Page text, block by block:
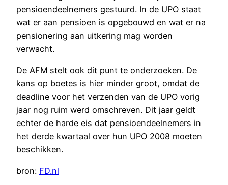
pensioendeelnemers gestuurd. In de UPO staat
wat er aan pensioen is opgebouwd en wat er na
pensionering aan uitkering mag worden
verwacht.
De AFM stelt ook dit punt te onderzoeken. De
kans op boetes is hier minder groot, omdat de
deadline voor het verzenden van de UPO vorig
jaar nog ruim werd omschreven. Dit jaar geldt
echter de harde eis dat pensioendeelnemers in
het derde kwartaal over hun UPO 2008 moeten
beschikken.
bron: FD.nl